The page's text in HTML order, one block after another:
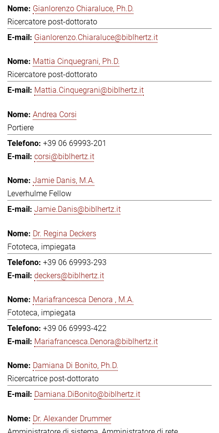
Gianlorenzo Chiaraluce, Ph.D.
Ricercatore post-dottorato
Gianlorenzo.Chiaraluce@biblhertz.it
Mattia Cinquegrani, Ph.D.
Ricercatore post-dottorato
Mattia.Cinquegrani@biblhertz.it
Andrea Corsi
Portiere
+39 06 69993-201
corsi@biblhertz.it
Jamie Danis, M.A.
Leverhulme Fellow
Jamie.Danis@biblhertz.it
Dr. Regina Deckers
Fototeca, impiegata
+39 06 69993-293
deckers@biblhertz.it
Mariafrancesca Denora , M.A.
Fototeca, impiegata
+39 06 69993-422
Mariafrancesca.Denora@biblhertz.it
Damiana Di Bonito, Ph.D.
Ricercatrice post-dottorato
Damiana.DiBonito@biblhertz.it
Dr. Alexander Drummer